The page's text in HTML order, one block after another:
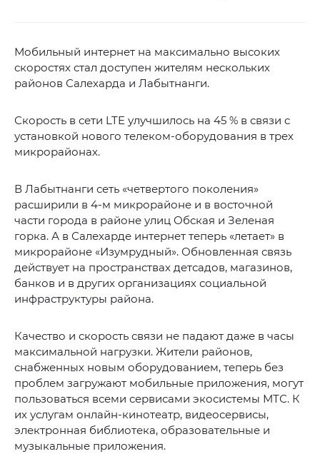
Мобильный интернет на максимально высоких
скоростях стал доступен жителям нескольких
районов Салехарда и Лабытнанги.
Скорость в сети LTE улучшилось на 45 % в связи с
установкой нового телеком-оборудования в трех
микрорайонах.
В Лабытнанги сеть «четвертого поколения»
расширили в 4-м микрорайоне и в восточной
части города в районе улиц Обская и Зеленая
горка. А в Салехарде интернет теперь «летает» в
микрорайоне «Изумрудный». Обновленная связь
действует на пространствах детсадов, магазинов,
банков и в других организациях социальной
инфраструктуры района.
Качество и скорость связи не падают даже в часы
максимальной нагрузки. Жители районов,
снабженных новым оборудованием, теперь без
проблем загружают мобильные приложения, могут
пользоваться всеми сервисами экосистемы МТС. К
их услугам онлайн-кинотеатр, видеосервисы,
электронная библиотека, образовательные и
музыкальные приложения.